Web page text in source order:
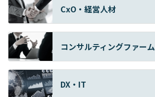
CxO・経営人材
コンサルティングファーム
DX・IT